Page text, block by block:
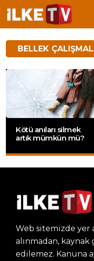
BELLEK
Kötü anıları silmek
artık mümkün mü?
Web sitemizde yer
alınmadan,
edilemez. Kanuna